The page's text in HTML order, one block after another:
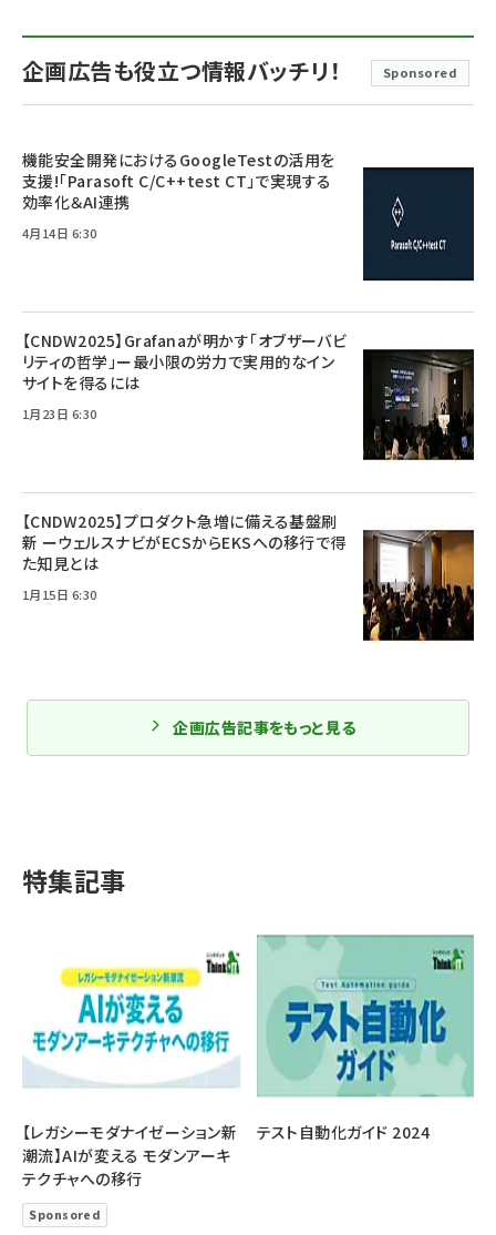
企画広告も役立つ情報バッチリ！ Sponsored
機能安全開発におけるGoogleTestの活用を
支援!「Parasoft C/C++test CT」で実現する
効率化＆AI連携
4月14日 6:30
【CNDW2025】Grafanaが明かす「オブザーバビ
リティの哲学」ー最小限の労力で実用的なイン
サイトを得るには
1月23日 6:30
【CNDW2025】プロダクト急増に備える基盤刷
新 ーウェルスナビがECSからEKSへの移行で得
た知見とは
1月15日 6:30
企画広告記事をもっと見る
特集記事
【レガシーモダナイゼーション新
潮流】AIが変える モダンアーキ
テクチャへの移行
Sponsored
テスト自動化ガイド 2024